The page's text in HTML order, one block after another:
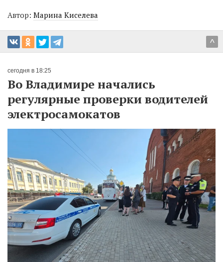
Автор: Марина Киселева
^
сегодня в 18:25
Во Владимире начались
регулярные проверки водителей
электросамокатов